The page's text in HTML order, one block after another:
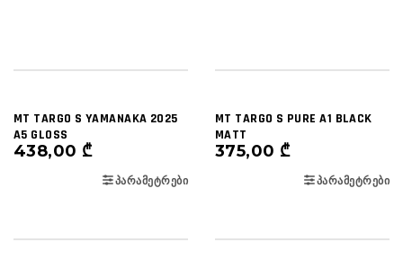
MT TARGO S YAMANAKA 2025
A5 GLOSS
438,00 ₾
ᲞᲐᲠᲐᲛᲔᲢᲠᲔᲑᲘ
MT TARGO S PURE A1 BLACK
MATT
375,00 ₾
ᲞᲐᲠᲐᲛᲔᲢᲠᲔᲑᲘ